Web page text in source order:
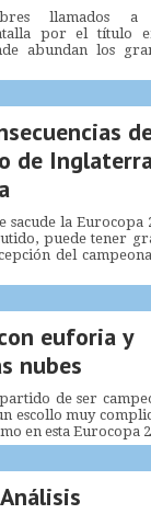
llamados a
por el título
abundan los
de
la Eurocopa
puede tener
del
euforia y
nubes
de ser
escollo muy
en esta Eurocopa